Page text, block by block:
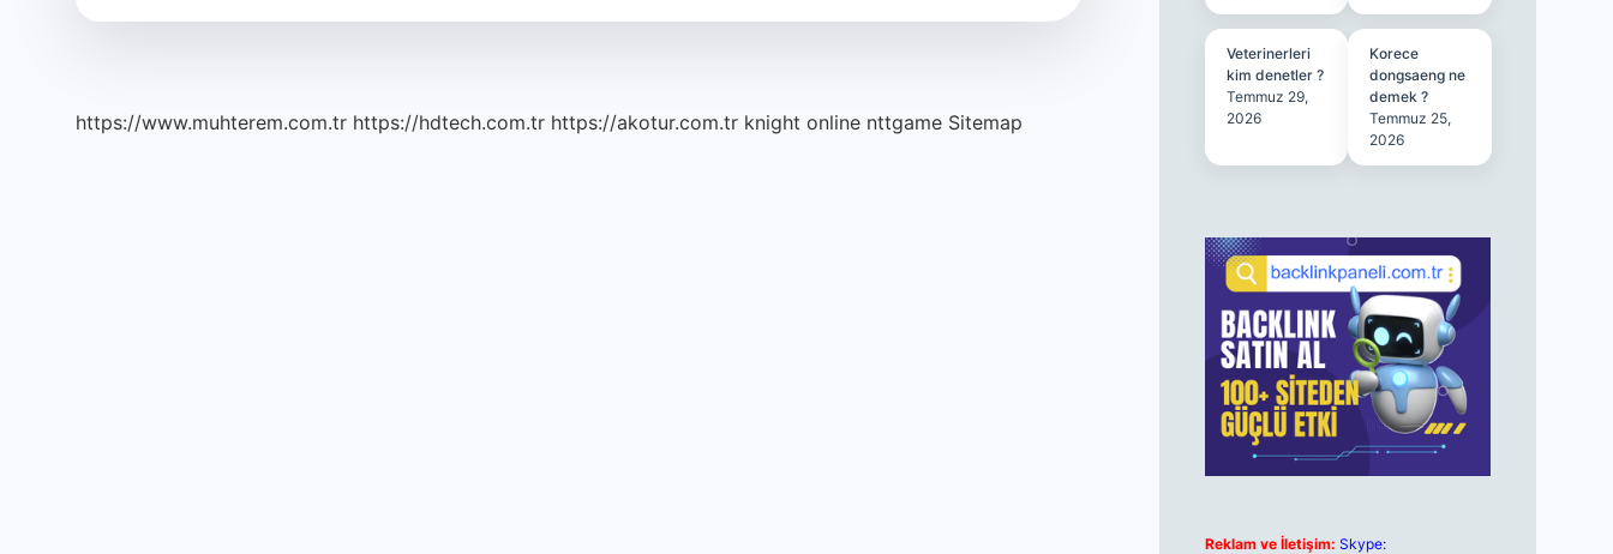
https://www.muhterem.com.tr https://hdtech.com.tr https://akotur.com.tr knight online nttgame Sitemap
Veterinerleri
kim denetler ?
Temmuz 29,
2026
Korece
dongsaeng ne
demek ?
Temmuz 25,
2026
Reklam ve İletişim: Skype: